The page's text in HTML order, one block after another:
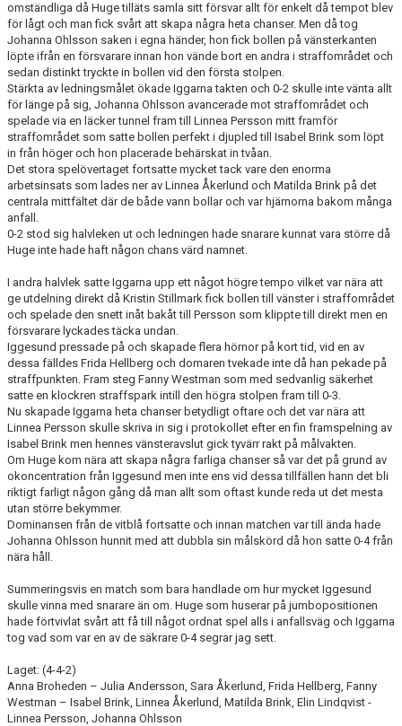
omständliga då Huge tilläts samla sitt försvar allt för enkelt då tempot blev
för lågt och man fick svårt att skapa några heta chanser. Men då tog
Johanna Ohlsson saken i egna händer, hon fick bollen på vänsterkanten
löpte ifrån en försvarare innan hon vände bort en andra i straffområdet och
sedan distinkt tryckte in bollen vid den första stolpen.
Stärkta av ledningsmålet ökade Iggarna takten och 0-2 skulle inte vänta allt
för länge på sig, Johanna Ohlsson avancerade mot straffområdet och
spelade via en läcker tunnel fram till Linnea Persson mitt framför
straffområdet som satte bollen perfekt i djupled till Isabel Brink som löpt
in från höger och hon placerade behärskat in tvåan.
Det stora spelövertaget fortsatte mycket tack vare den enorma
arbetsinsats som lades ner av Linnea Åkerlund och Matilda Brink på det
centrala mittfältet där de både vann bollar och var hjärnorna bakom många
anfall.
0-2 stod sig halvleken ut och ledningen hade snarare kunnat vara större då
Huge inte hade haft någon chans värd namnet.
I andra halvlek satte Iggarna upp ett något högre tempo vilket var nära att
ge utdelning direkt då Kristin Stillmark fick bollen till vänster i straffområdet
och spelade den snett inåt bakåt till Persson som klippte till direkt men en
försvarare lyckades täcka undan.
Iggesund pressade på och skapade flera hörnor på kort tid, vid en av
dessa fälldes Frida Hellberg och domaren tvekade inte då han pekade på
straffpunkten. Fram steg Fanny Westman som med sedvanlig säkerhet
satte en klockren straffspark intill den högra stolpen fram till 0-3.
Nu skapade Iggarna heta chanser betydligt oftare och det var nära att
Linnea Persson skulle skriva in sig i protokollet efter en fin framspelning av
Isabel Brink men hennes vänsteravslut gick tyvärr rakt på målvakten.
Om Huge kom nära att skapa några farliga chanser så var det på grund av
okoncentration från Iggesund men inte ens vid dessa tillfällen hann det bli
riktigt farligt någon gång då man allt som oftast kunde reda ut det mesta
utan större bekymmer.
Dominansen från de vitblå fortsatte och innan matchen var till ända hade
Johanna Ohlsson hunnit med att dubbla sin målskörd då hon satte 0-4 från
nära håll.
Summeringsvis en match som bara handlade om hur mycket Iggesund
skulle vinna med snarare än om. Huge som huserar på jumbopositionen
hade förtvivlat svårt att få till något ordnat spel alls i anfallsväg och Iggarna
tog vad som var en av de säkrare 0-4 segrar jag sett.
Laget: (4-4-2)
Anna Broheden – Julia Andersson, Sara Åkerlund, Frida Hellberg, Fanny
Westman – Isabel Brink, Linnea Åkerlund, Matilda Brink, Elin Lindqvist -
Linnea Persson, Johanna Ohlsson